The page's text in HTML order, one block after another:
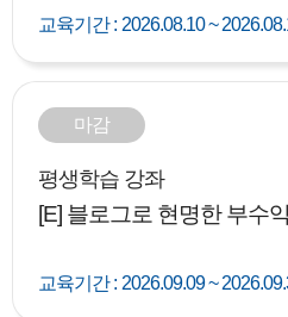
교육기간 : 2026.08.10 ~
마감
평생학습 강좌
[E] 블로그로 현명한 부수
교육기간 : 2026.09.09 ~